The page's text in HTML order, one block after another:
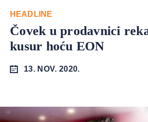
HEADLINE
Čovek u prodavnici
kusur hoću EON
13. NOV. 2020.